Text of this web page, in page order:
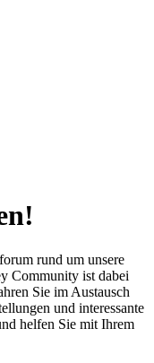
rund um unsere
Community ist dabei
Sie im Austausch
und interessante
helfen Sie mit Ihrem